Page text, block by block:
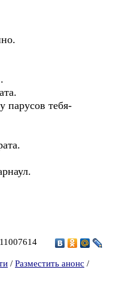
парусов тебя-
/ Разместить анонс /